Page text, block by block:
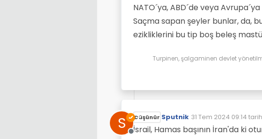
NATO´ya, ABD´de veya
Saçma sapan şeyler bunlar, da,
ezikliklerini bu tip boş beleş
Turpinen, şalgaminen devlet
S Düşünür Sputnik 31 Tem 2024 09:14
Son düzenleyen:
İsrail, Hamas başının İran'da ki